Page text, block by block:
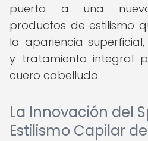
puerta a una
productos de estilismo
la apariencia
y tratamiento integral
cuero cabelludo.
La Innovación del
Estilismo Capilar